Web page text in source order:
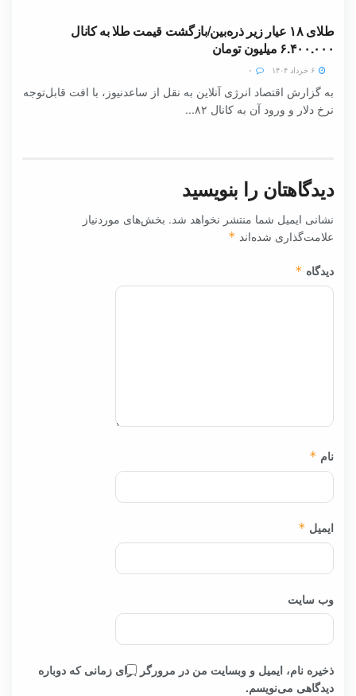
طلای ۱۸ عیار زیر ذره‌بین/بازگشت قیمت طلا به کانال
۶.۴۰۰.۰۰۰ میلیون تومان
به گزارش اقتصاد انرژی آنلاین به نقل از ساعدنیوز، با افت قابل‌توجه
نرخ دلار و ورود آن به کانال ۸۲...
دیدگاهتان را بنویسید
نشانی ایمیل شما منتشر نخواهد شد. بخش‌های موردنیاز
علامت‌گذاری شده‌اند *
دیدگاه *
نام *
ایمیل *
وب‌ سایت
ذخیره نام، ایمیل و وبسایت من در مرورگر برای زمانی که دوباره
دیدگاهی می‌نویسم.